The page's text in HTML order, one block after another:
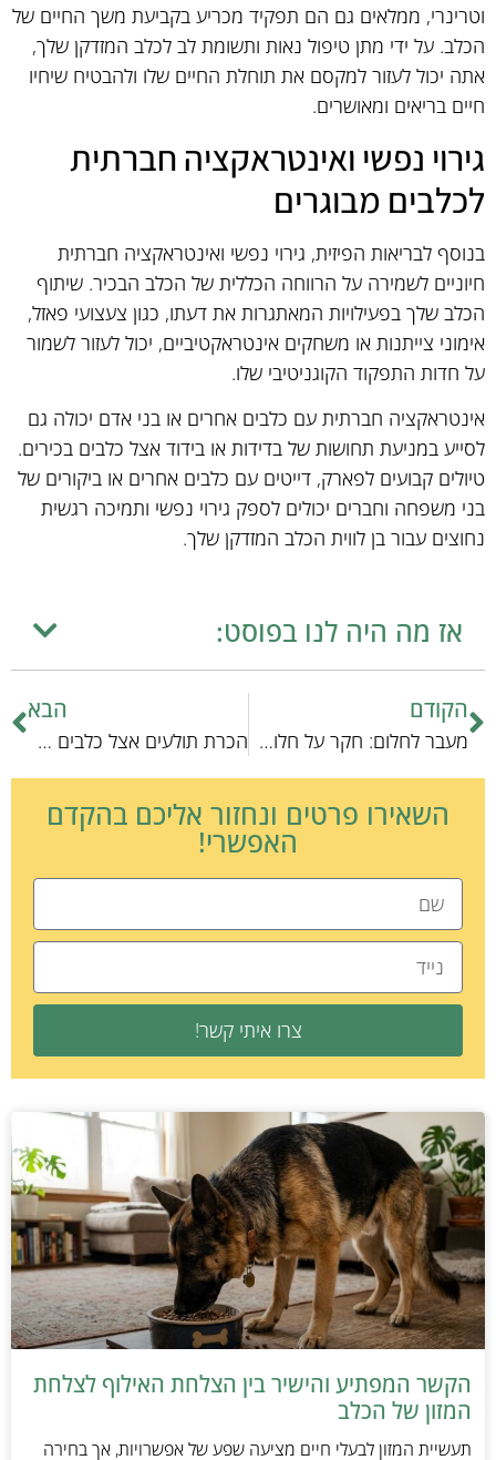
וטרינרי, ממלאים גם הם תפקיד מכריע בקביעת משך החיים של
הכלב. על ידי מתן טיפול נאות ותשומת לב לכלב המזדקן שלך,
אתה יכול לעזור למקסם את תוחלת החיים שלו ולהבטיח שיחיו
חיים בריאים ומאושרים.
גירוי נפשי ואינטראקציה חברתית
לכלבים מבוגרים
בנוסף לבריאות הפיזית, גירוי נפשי ואינטראקציה חברתית
חיוניים לשמירה על הרווחה הכללית של הכלב הבכיר. שיתוף
הכלב שלך בפעילויות המאתגרות את דעתו, כגון צעצועי פאזל,
אימוני צייתנות או משחקים אינטראקטיביים, יכול לעזור לשמור
על חדות התפקוד הקוגניטיבי שלו.
אינטראקציה חברתית עם כלבים אחרים או בני אדם יכולה גם
לסייע במניעת תחושות של בדידות או בידוד אצל כלבים בכירים.
טיולים קבועים לפארק, דייטים עם כלבים אחרים או ביקורים של
בני משפחה וחברים יכולים לספק גירוי נפשי ותמיכה רגשית
נחוצים עבור בן לווית הכלב המזדקן שלך.
אז מה היה לנו בפוסט:
הקודם
מעבר לחלום: חקר על חלומות הכלבים
הבא
הכרת תולעים אצל כלבים – מדריך מקצועי
השאירו פרטים ונחזור אליכם בהקדם
האפשרי!
צרו איתי קשר!
הקשר המפתיע והישיר בין הצלחת האילוף לצלחת
המזון של הכלב
תעשיית המזון לבעלי חיים מציעה שפע של אפשרויות, אך בחירה